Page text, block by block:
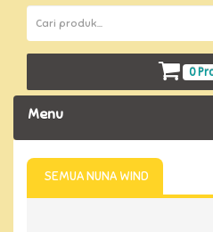
0
Menu
SEMUA NUNA WIND